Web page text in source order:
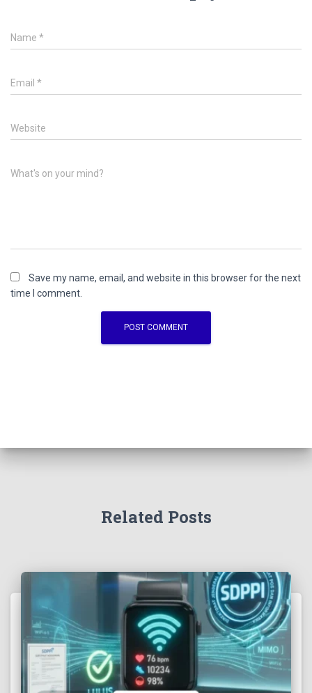
Name *
Email *
Website
What's on your mind?
Save my name, email, and website in this browser for the next
time I comment.
Related Posts